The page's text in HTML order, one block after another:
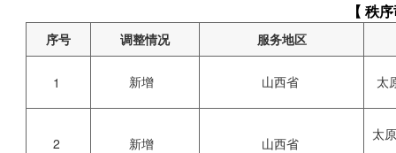
【 秩
序号 调整情况 服务地区
1 新增 山西省 太
2 新增 山西省
太